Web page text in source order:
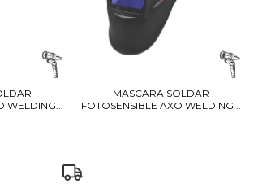
WELDING...
MASCARA SOLDAR
FOTOSENSIBLE AXO WELDING...